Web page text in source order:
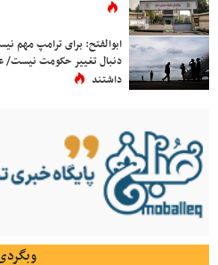
ابوالفتح: برای ترامپ مهم
دنبال تغییر حکومت نیست/
داشتند